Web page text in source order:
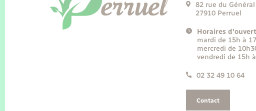
82 rue du
27910 Perruel
Horaires
mardi de 15h à
mercredi de
vendredi de 15h
02 32 49 10 64
Contact